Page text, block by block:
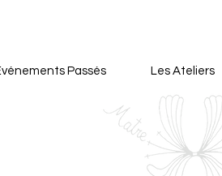
Passés Les Ateliers